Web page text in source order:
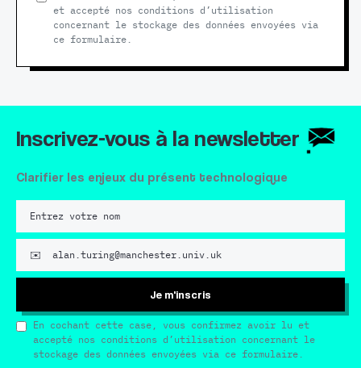
et accepté nos conditions d’utilisation
concernant le stockage des données envoyées via
ce formulaire.
Inscrivez-vous à la newsletter
Clarifier les enjeux du présent technologique
Je m'inscris
En cochant cette case, vous confirmez avoir lu et
accepté nos conditions d’utilisation concernant le
stockage des données envoyées via ce formulaire.